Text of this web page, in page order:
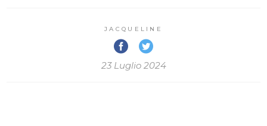
JACQUELINE
23 Luglio 2024